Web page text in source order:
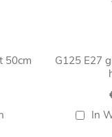
50cm
G125 E27
In